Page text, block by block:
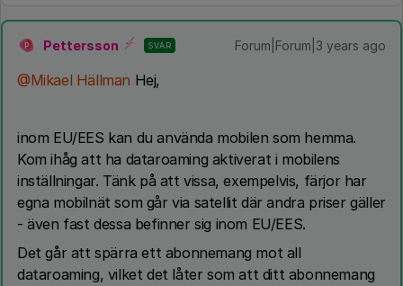
P Pettersson SVAR Forum|Forum|3 years ago
@Mikael Hällman Hej,
inom EU/EES kan du använda mobilen som hemma.
Kom ihåg att ha dataroaming aktiverat i mobilens
inställningar. Tänk på att vissa, exempelvis, färjor har
egna mobilnät som går via satellit där andra priser gäller
- även fast dessa befinner sig inom EU/EES.
Det går att spärra ett abonnemang mot all
dataroaming, vilket det låter som att ditt abonnemang